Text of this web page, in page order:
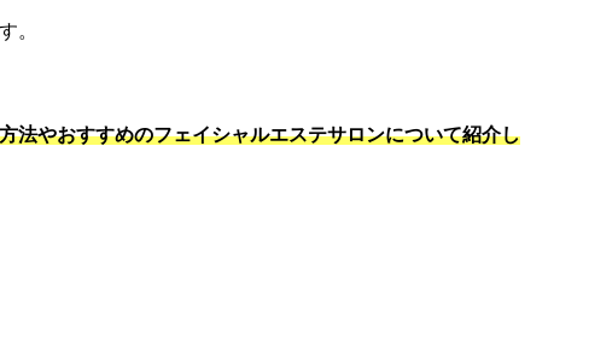
。
法やおすすめのフェイシャルエステサロンについて紹介し